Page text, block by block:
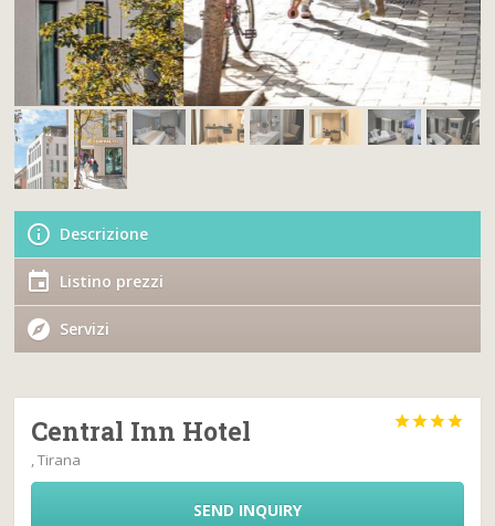
Descrizione
Listino prezzi
Servizi
Central Inn Hotel 
, Tirana
SEND INQUIRY